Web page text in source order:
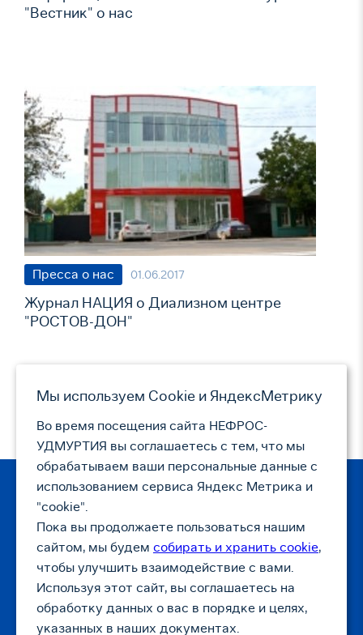
"Вестник" о нас
Пресса о нас 01.06.2017
Журнал НАЦИЯ о Диализном центре
"РОСТОВ-ДОН"
Страницы
© НЕФРОС
г. Тамбов, ул. Коммунальная,
д. 18, помещение 30 (5 этаж)
info@nephros-tambov.ru
8 (4752) 49-38-46
Мы используем Сookie и ЯндексМетрику
Во время посещения сайта НЕФРОС-
УДМУРТИЯ вы соглашаетесь с тем, что мы
обрабатываем ваши персональные данные с
использованием сервиса Яндекс Метрика и
"cookie".
Пока вы продолжаете пользоваться нашим
сайтом, мы будем собирать и хранить cookie,
чтобы улучшить взаимодействие с вами.
Используя этот сайт, вы соглашаетесь на
обработку данных о вас в порядке и целях,
указанных в наших документах.